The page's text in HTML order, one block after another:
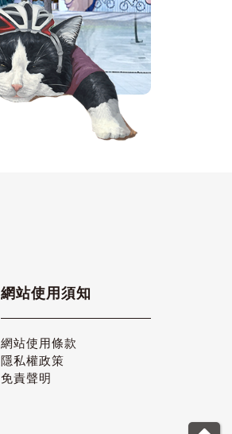
網站使用須知
網站使用條款
隱私權政策
免責聲明